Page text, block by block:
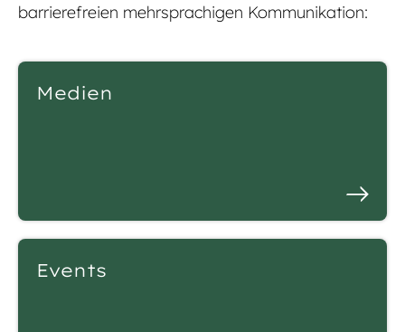
barrierefreien mehrsprachigen Kommunikation:
Medien
Events